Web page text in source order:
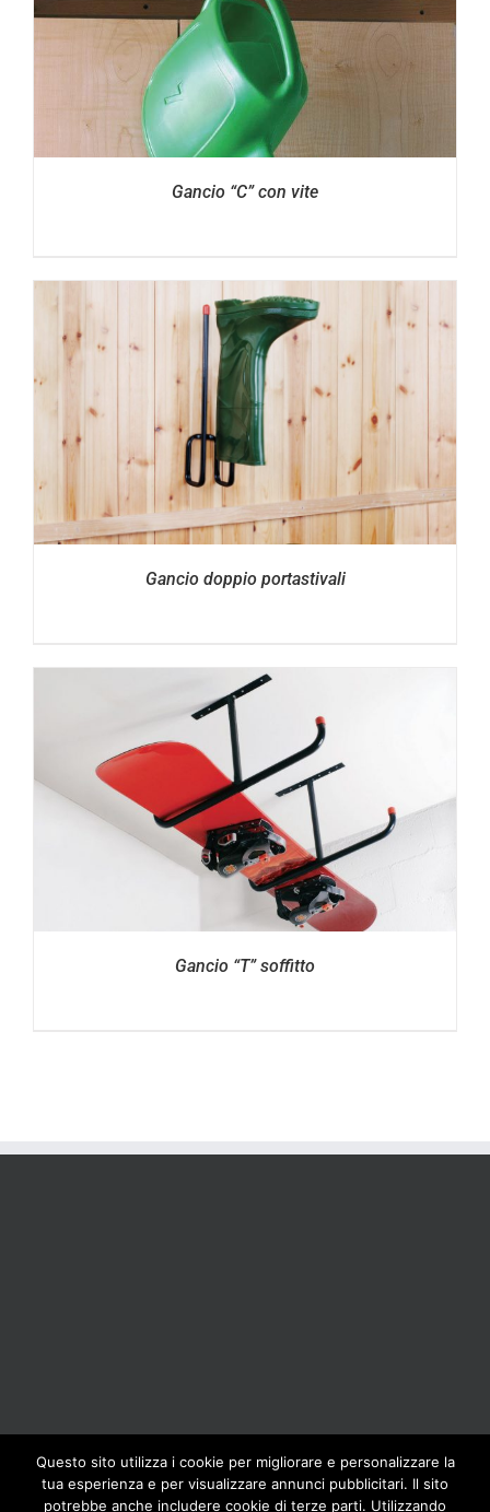
Gancio “C” con vite
Gancio doppio portastivali
Gancio “T” soffitto
BOLIS ITALIA S.R.L. a socio unico - VIA F.LLI KENNEDY - 23881 AIRUNO
Questo sito utilizza i cookie per migliorare e personalizzare la
tua esperienza e per visualizzare annunci pubblicitari. Il sito
potrebbe anche includere cookie di terze parti. Utilizzando